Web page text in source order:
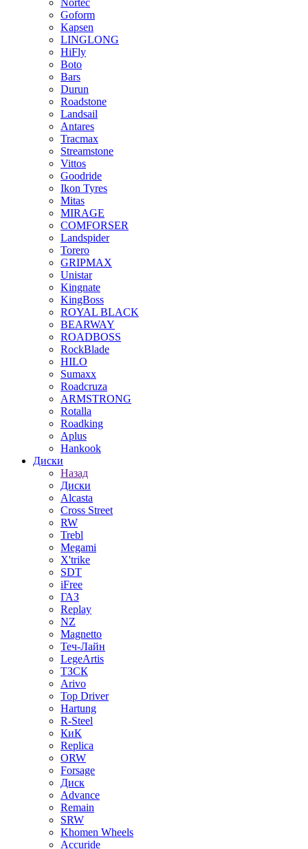
Nortec
Goform
Kapsen
LINGLONG
HiFly
Boto
Bars
Durun
Roadstone
Landsail
Antares
Tracmax
Streamstone
Vittos
Goodride
Ikon Tyres
Mitas
MIRAGE
COMFORSER
Landspider
Torero
GRIPMAX
Unistar
Kingnate
KingBoss
ROYAL BLACK
BEARWAY
ROADBOSS
RockBlade
HILO
Sumaxx
Roadcruza
ARMSTRONG
Rotalla
Roadking
Aplus
Hankook
Диски
Назад
Диски
Alcasta
Cross Street
RW
Trebl
Megami
X'trike
SDT
iFree
ГАЗ
Replay
NZ
Magnetto
Теч-Лайн
LegeArtis
ТЗСК
Arivo
Top Driver
Hartung
R-Steel
КиК
Replica
ORW
Forsage
Диск
Advance
Remain
SRW
Khomen Wheels
Accuride